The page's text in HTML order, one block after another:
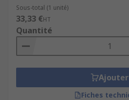
Sous-total (1 unité)
33,33 €HT
Quantité
Ajouter
Fiches